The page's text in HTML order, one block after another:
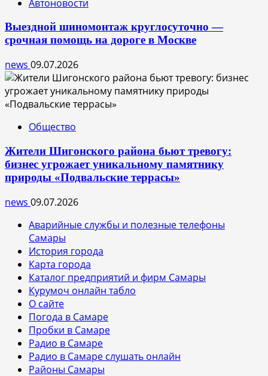
Автоновости
Выездной шиномонтаж круглосуточно —
срочная помощь на дороге в Москве
news 09.07.2026
Общество
Жители Шигонского района бьют тревогу:
бизнес угрожает уникальному памятнику
природы «Подвальские террасы»
news 09.07.2026
Аварийные службы и полезные телефоны
Самары
История города
Карта города
Каталог предприятий и фирм Самары
Курумоч онлайн табло
О сайте
Погода в Самаре
Пробки в Самаре
Радио в Самаре
Радио в Самаре слушать онлайн
Районы Самары